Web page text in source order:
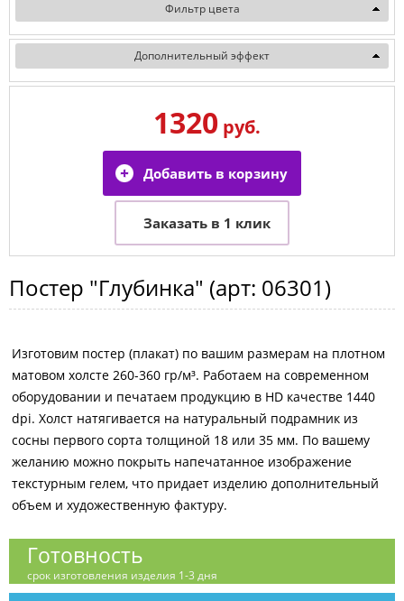
Фильтр цвета
Дополнительный эффект
1320руб.
Постер "Глубинка" (арт: 06301)
Изготовим постер (плакат) по вашим размерам на плотном
матовом холсте 260-360 гр/м³. Работаем на современном
оборудовании и печатаем продукцию в HD качестве 1440
dpi. Холст натягивается на натуральный подрамник из
сосны первого сорта толщиной 18 или 35 мм. По вашему
желанию можно покрыть напечатанное изображение
текстурным гелем, что придает изделию дополнительный
объем и художественную фактуру.
Готовность
срок изготовления изделия 1-3 дня